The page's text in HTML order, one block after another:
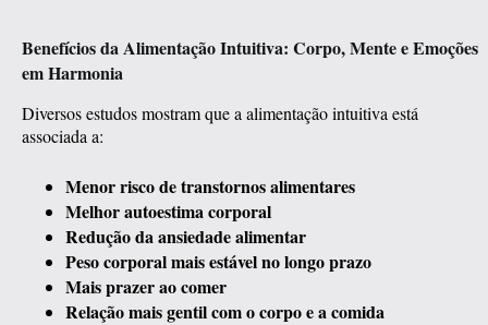
Benefícios da Alimentação Intuitiva: Corpo, Mente e Emoções
em Harmonia
Diversos estudos mostram que a alimentação intuitiva está
associada a:
Menor risco de transtornos alimentares
Melhor autoestima corporal
Redução da ansiedade alimentar
Peso corporal mais estável no longo prazo
Mais prazer ao comer
Relação mais gentil com o corpo e a comida